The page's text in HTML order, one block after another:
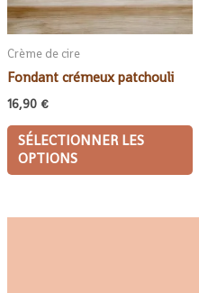
Crème de cire
Fondant crémeux patchouli
16,90 €
SÉLECTIONNER LES
OPTIONS